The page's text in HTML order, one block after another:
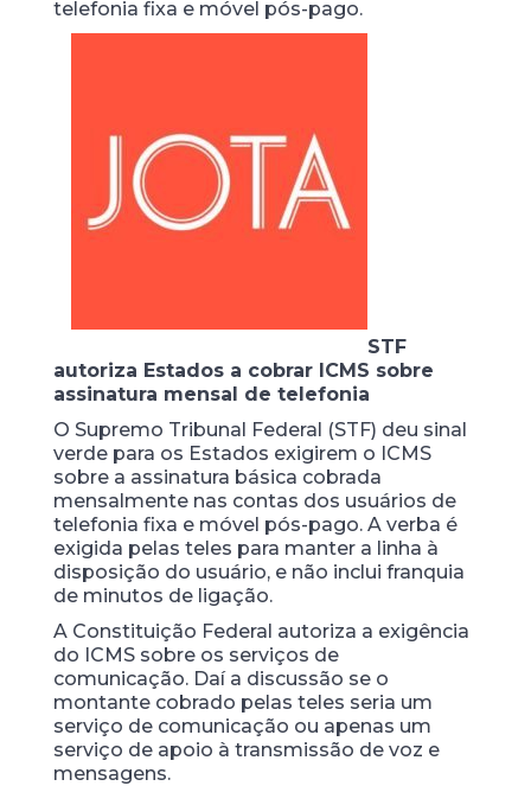
telefonia fixa e móvel pós-pago.
STF
autoriza Estados a cobrar ICMS sobre
assinatura mensal de telefonia
O Supremo Tribunal Federal (STF) deu sinal
verde para os Estados exigirem o ICMS
sobre a assinatura básica cobrada
mensalmente nas contas dos usuários de
telefonia fixa e móvel pós-pago. A verba é
exigida pelas teles para manter a linha à
disposição do usuário, e não inclui franquia
de minutos de ligação.
A Constituição Federal autoriza a exigência
do ICMS sobre os serviços de
comunicação. Daí a discussão se o
montante cobrado pelas teles seria um
serviço de comunicação ou apenas um
serviço de apoio à transmissão de voz e
mensagens.